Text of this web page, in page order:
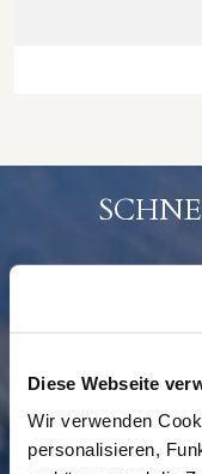
Diese Webseite
Wir verwenden
personalisieren,